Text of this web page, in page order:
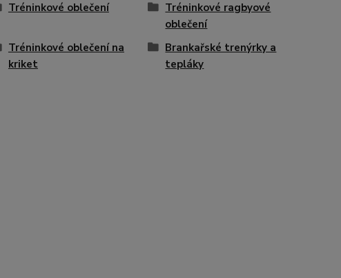
Tréninkové oblečení
Tréninkové ragbyové
oblečení
Tréninkové oblečení na
kriket
Brankařské trenýrky a
tepláky